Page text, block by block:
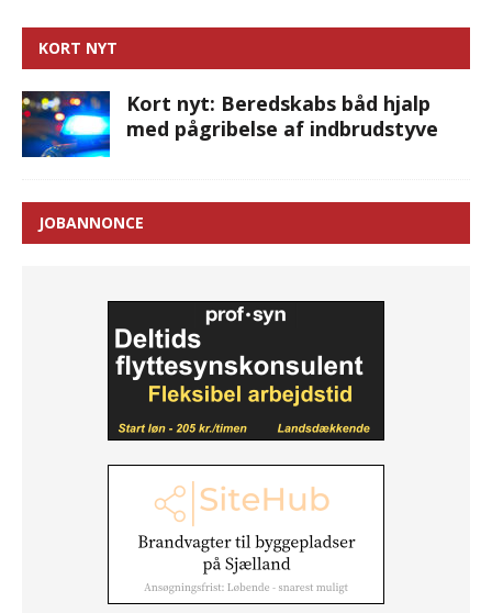
KORT NYT
Kort nyt: Beredskabs båd hjalp
med pågribelse af indbrudstyve
JOBANNONCE